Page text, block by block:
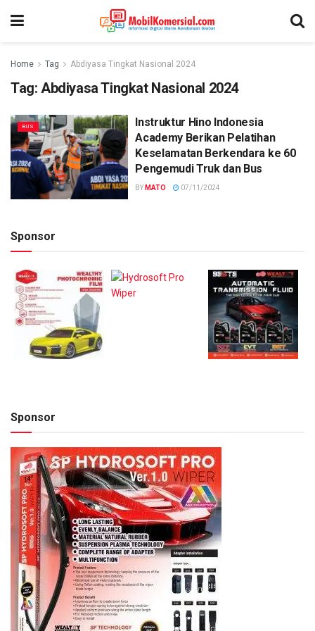
Home Tag Abdiyasa Tingkat Nasional 2024
Tag: Abdiyasa Tingkat Nasional 2024
BUS
Instruktur Hino Indonesia
Academy Berikan Pelatihan
Keselamatan Berkendara ke 60
Pengemudi Truk dan Bus
BY MATO 07/11/2024
Sponsor
Sponsor